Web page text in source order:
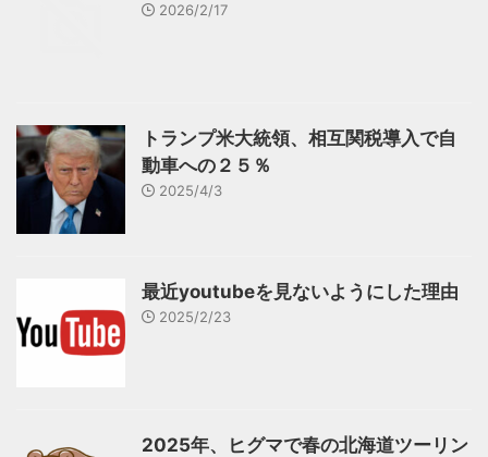
2026/2/17
トランプ米大統領、相互関税導入で自
動車への２５％
2025/4/3
最近youtubeを見ないようにした理由
2025/2/23
2025年、ヒグマで春の北海道ツーリン